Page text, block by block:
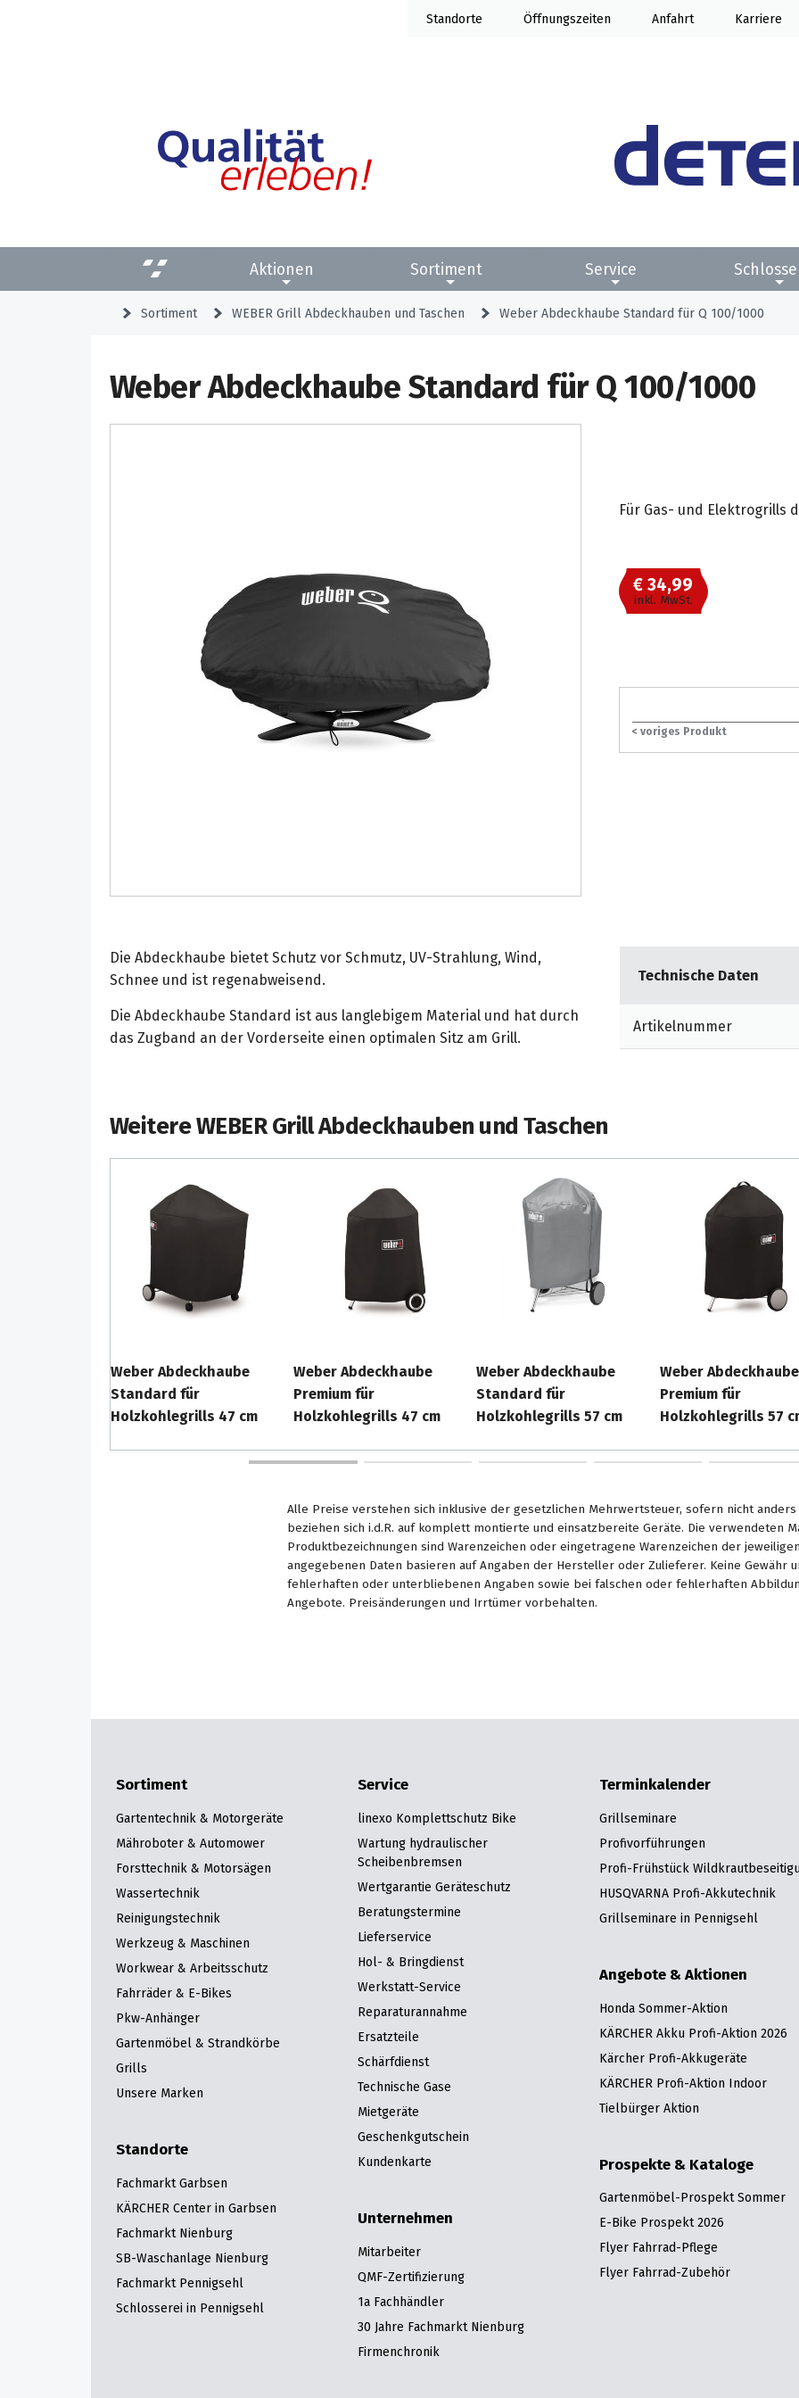
Standorte Öffnung Anfahrt Karriere
Aktionen Sortiment Service
Sortiment WEBER Grill Abdeck­hauben und Taschen Weber Abdeckhaube Standard für Q 100/1000
Weber Abdeckhaube Standard für Q 100/1000
Für Gas- und Elektrogrills
€ 34,99
inkl. MwSt.
< voriges Produkt
Die Abdeckhaube bietet Schutz vor Schmutz, UV-Strahlung, Wind,
Schnee und ist regenabweisend.
Die Abdeckhaube Standard ist aus langlebigem Material und hat durch
das Zugband an der Vorderseite einen optimalen Sitz am Grill.
Technische Daten
Artikelnummer
Weitere WEBER Grill Abdeck­hauben und Taschen
Weber Abdeckhaube
Standard für
Holzkohlegrills 47 cm
Weber Abdeckhaube
Premium für
Holzkohlegrills 47 cm
Weber Abdeckhaube
Standard für
Holzkohlegrills 57 cm
Weber Abdeckhaube
Premium für
Holzkohlegrills 57
Alle Preise verstehen sich inklusive der gesetzlichen Mehrwertsteuer, sofern nicht anders
beziehen sich i.d.R. auf komplett montierte und einsatzbereite Geräte. Die verwendeten
Produktbezeichnungen sind Warenzeichen oder eingetragene Warenzeichen der
angegebenen Daten basieren auf Angaben der Hersteller oder Zulieferer. Keine Gewähr
fehlerhaften oder unterbliebenen Angaben sowie bei falschen oder fehlerhaften
Angebote. Preisänderungen und Irrtümer vorbehalten.
Sortiment
Gartentechnik & Motorgeräte
Mähroboter & Automower
Forsttechnik & Motorsägen
Wassertechnik
Reinigungstechnik
Werkzeug & Maschinen
Workwear & Arbeitsschutz
Fahrräder & E-Bikes
Pkw-Anhänger
Gartenmöbel & Strandkörbe
Grills
Unsere Marken
Standorte
Fachmarkt Garbsen
KÄRCHER Center in Garbsen
Fachmarkt Nienburg
SB-Waschanlage Nienburg
Fachmarkt Pennigsehl
Schlosserei in Pennigsehl
Service
linexo Komplettschutz Bike
Wartung hydraulischer
Scheibenbremsen
Wertgarantie Geräteschutz
Beratungstermine
Lieferservice
Hol- & Bringdienst
Werkstatt-Service
Reparaturannahme
Ersatzteile
Schärfdienst
Technische Gase
Mietgeräte
Geschenkgutschein
Kundenkarte
Unternehmen
Mitarbeiter
QMF-Zertifizierung
1a Fachhändler
30 Jahre Fachmarkt Nienburg
Firmenchronik
Terminkalender
Grillseminare
Profivorführungen
Profi-Frühstück
HUSQVARNA Profi-Akkutechnik
Grillseminare in Pennigsehl
Angebote & Aktionen
Honda Sommer-Aktion
KÄRCHER Akku Profi-Aktion 2026
Kärcher Profi-Akkugeräte
KÄRCHER Profi-Aktion Indoor
Tielbürger Aktion
Prospekte & Kataloge
Gartenmöbel-Prospekt Sommer
E-Bike Prospekt 2026
Flyer Fahrrad-Pflege
Flyer Fahrrad-Zubehör